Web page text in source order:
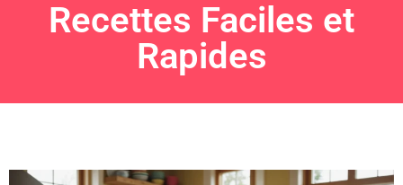
Recettes Faciles et
Rapides